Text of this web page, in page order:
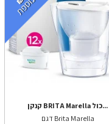
קנקן BRITA Marella כול...
דגם Brita Marella